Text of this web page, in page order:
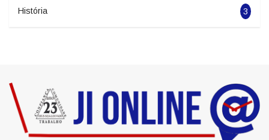
Esportes 5681